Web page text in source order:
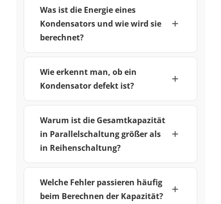
Was ist die Energie eines
Kondensators und wie wird sie
berechnet?
Wie erkennt man, ob ein
Kondensator defekt ist?
Warum ist die Gesamtkapazität
in Parallelschaltung größer als
in Reihenschaltung?
Welche Fehler passieren häufig
beim Berechnen der Kapazität?